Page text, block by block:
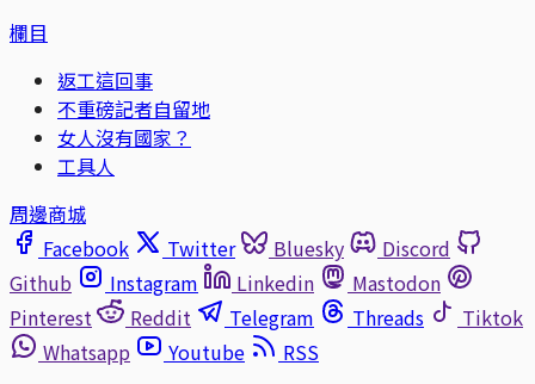
欄目
返工這回事
不重磅記者自留地
女人沒有國家？
工具人
周邊商城
Facebook
Twitter Bluesky
Discord
Github
Instagram Linkedin
Mastodon
Pinterest
Reddit Telegram Threads
Tiktok
Whatsapp
Youtube
RSS